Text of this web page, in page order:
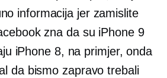
informacija jer zamislite
zna da su iPhone 9
iPhone 8, na primjer, onda
da bismo zapravo trebali